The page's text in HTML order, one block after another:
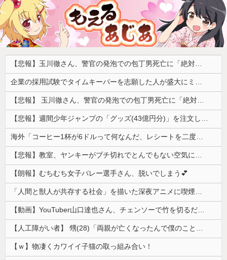
【悲報】玉川徹さん、警官の発泡での包丁男死亡に「絶対に死刑にならない罪なのに警察が死刑にした！」 → 元警官のマジレスがコチラ → ………
企業の採用試験でタイムキーパーを志願した人が盛大にミス、グループは険悪になりタイムアップとなったが……
【悲報】 玉川徹さん、警官の発泡での包丁男死亡に「絶対に死刑にならない罪なのに警察が死刑にした！」 → 元警官のマジレスがコチラ → ………
【悲報】週間少年ジャンプの「グッズ(43億円分)」を注文し全てキャンセルした女逮捕ｗｗｗｗｗｗｗｗ
海外「コーヒー1杯が6ドルって何なんだ、レシートを二度見した」値上げで買うのをやめたもの…
【悲報】教室、ヤンキーがブチ切れでとんでもない空気になるｗｗｗｗ
【朗報】むちむち女子バレー選手さん、脱いでしまう💕
「人間と獣人が共存する社会」を描いた深夜アニメに喫煙、違法薬物の連想シーンも…視聴者批判でBPO議論
【動画】YouTuber山口達也さん、チェンソーで竹を切るだけで600万再生ｗｗｗｗｗｗｗｗ
【人工障がい者】 甥(28)「両親が亡くなったんで僕のこと引き取ってほしいんですけど！」なんでいい年したヒキニートを引き取らなきゃいけないんだ...
【ｗ】物凄くカワイイ子猫の取っ組み合い！